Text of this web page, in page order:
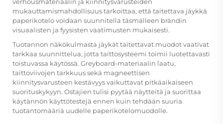
mukauttamismahdollisuus tarkoittaa, että taitettava jäykkä
paperikotelo voidaan suunnitella täsmälleen brändin
visuaalisten ja fyysisten vaatimusten mukaisesti.
Tuotannon näkökulmasta jäykät taitettavat muodot vaativat
tarkkaa suunnittelua, jotta taittosysteemi toimii luotettavasti
toistuvassa käytössä. Greyboard-materiaalin laatu,
taittoviivojen tarkkuus sekä magneettisen
kiinnitysvarusteen kestävyys vaikuttavat pitkäaikaiseen
suorituskykyyn. Ostajien tulisi pyytää näytteitä ja suorittaa
käytännön käyttötestejä ennen kuin tehdään suuria
tuotantomääriä uudelle paperikotelomuodolle.